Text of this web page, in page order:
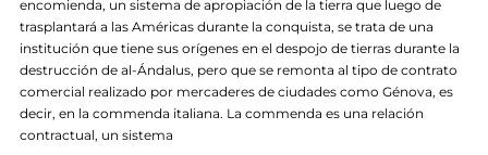
encomienda, un sistema de apropiación de la tierra que luego de
trasplantará a las Américas durante la conquista, se trata de una
institución que tiene sus orígenes en el despojo de tierras durante la
destrucción de al-Ándalus, pero que se remonta al tipo de contrato
comercial realizado por mercaderes de ciudades como Génova, es
decir, en la commenda italiana. La commenda es una relación
contractual, un sistema